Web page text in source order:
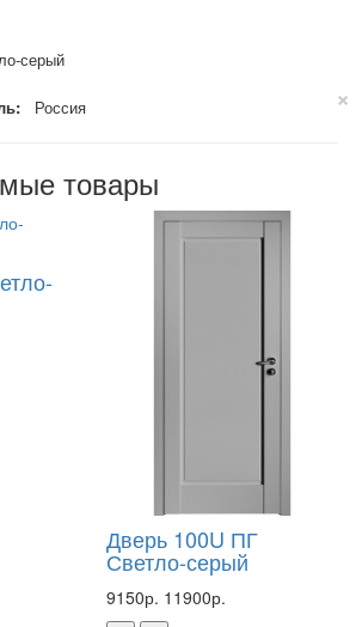
серый
Россия
товары
Дверь 100U ПГ
Светло-серый
9150р. 11900р.
×